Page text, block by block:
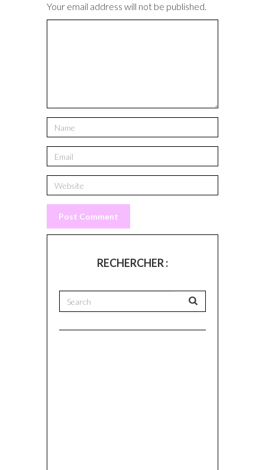
Your email address will not be published.
RECHERCHER :